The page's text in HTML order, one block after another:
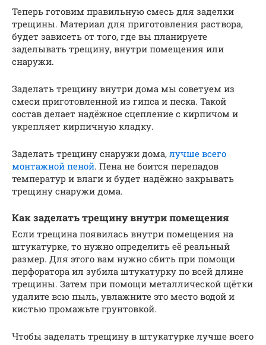
Теперь готовим правильную смесь для заделки
трещины. Материал для приготовления раствора,
будет зависеть от того, где вы планируете
заделывать трещину, внутри помещения или
снаружи.
Заделать трещину внутри дома мы советуем из
смеси приготовленной из гипса и песка. Такой
состав делает надёжное сцепление с кирпичом и
укрепляет кирпичную кладку.
Заделать трещину снаружи дома, лучше всего
монтажной пеной. Пена не боится перепадов
температур и влаги и будет надёжно закрывать
трещину снаружи дома.
Как заделать трещину внутри помещения
Если трещина появилась внутри помещения на
штукатурке, то нужно определить её реальный
размер. Для этого вам нужно сбить при помощи
перфоратора ил зубила штукатурку по всей длине
трещины. Затем при помощи металлической щётки
удалите всю пыль, увлажните это место водой и
кистью промажьте грунтовкой.
Чтобы заделать трещину в штукатурке лучше всего